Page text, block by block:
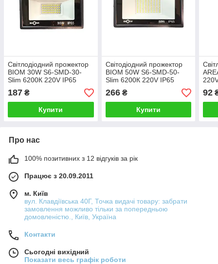
Світлодіодний прожектор
BIOM 30W S6-SMD-30-
Slim 6200К 220V IP65
187 ₴
Купити
Світодіодний прожектор
BIOM 50W S6-SMD-50-
Slim 6200К 220V IP65
266₴
Купити
92
Про нас
100% позитивних з 12 відгуків за рік
Працює з 20.09.2011
м. Київ
вул. Клавдіївська 40Г, Точка видачі товару: забрати
замовлення можливо тільки за попередньою
домовленістю., Київ, Україна
Контакти
Сьогодні вихідний
Показати весь графік роботи